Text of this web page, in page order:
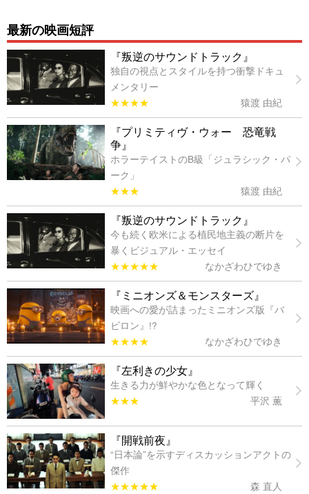
最新の映画短評
『叛逆のサウンドトラック』
独自の視点とスタイルを持つ衝撃ドキュ
メンタリー
★★★★
猿渡 由紀
『プリミティヴ・ウォー 恐竜戦
争』
ホラーテイストのB級「ジュラシック・パ
ーク」
★★★
猿渡 由紀
『叛逆のサウンドトラック』
今も続く欧米による植民地主義の断片を
暴くビジュアル・エッセイ
★★★★★
なかざわひでゆき
『ミニオンズ＆モンスターズ』
映画への愛が詰まったミニオンズ版『バ
ビロン』!?
★★★★
なかざわひでゆき
『左利きの少女』
生きる力が鮮やかな色となって輝く
★★★
平沢 薫
『開戦前夜』
“日本論”を示すディスカッションアクトの
傑作
★★★★★
森 直人